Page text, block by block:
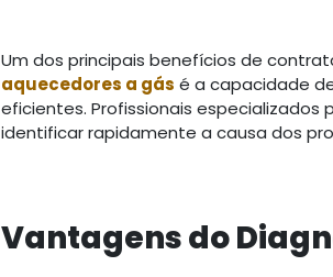
Um dos principais benefícios de
aquecedores a gás é a capacidade
eficientes. Profissionais
identificar rapidamente a causa dos
Vantagens do